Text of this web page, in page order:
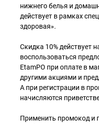
нижнего белья и
действует в рамках
здоровая».
Скидка 10% действует
воспользоваться
EtamPO при оплате в
другими акциями и
А при регистрации в
начисляются
Применить промокод и